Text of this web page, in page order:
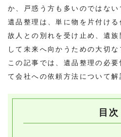
か、戸惑う方も多いのではない
遺品整理は、単に物を片付ける
故人との別れを受け止め、遺
して未来へ向かうための大切な
この記事では、遺品整理の必
て会社への依頼方法について解
目次